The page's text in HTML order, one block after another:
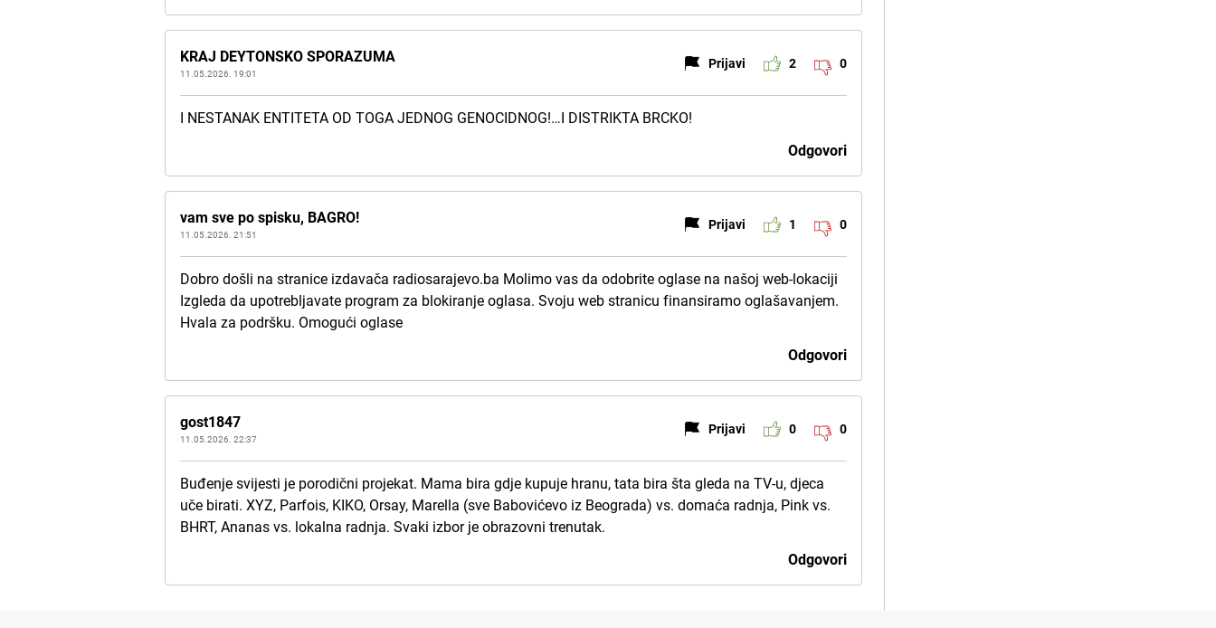
KRAJ DEYTONSKO SPORAZUMA
11.05.2026. 19:01
Prijavi 2 0
I NESTANAK ENTITETA OD TOGA JEDNOG GENOCIDNOG!…I DISTRIKTA BRCKO!
Odgovori
vam sve po spisku, BAGRO!
11.05.2026. 21:51
Prijavi 1 0
Dobro došli na stranice izdavača radiosarajevo.ba Molimo vas da odobrite oglase na našoj web-lokaciji
Izgleda da upotrebljavate program za blokiranje oglasa. Svoju web stranicu finansiramo oglašavanjem.
Hvala za podršku. Omogući oglase
Odgovori
gost1847
11.05.2026. 22:37
Prijavi 0 0
Buđenje svijesti je porodični projekat. Mama bira gdje kupuje hranu, tata bira šta gleda na TV-u, djeca
uče birati. XYZ, Parfois, KIKO, Orsay, Marella (sve Babovićevo iz Beograda) vs. domaća radnja, Pink vs.
BHRT, Ananas vs. lokalna radnja. Svaki izbor je obrazovni trenutak.
Odgovori